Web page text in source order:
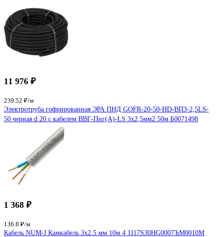
11 976 ₽
239.52 ₽/м
Электротруба гофрированная ЭРА ПНД GOFR-20-50-HD-ВП3-2,5LS-
50 черная d 20 с кабелем ВВГ-Пнг(А)-LS 3х2,5мм2 50м Б0071498
1 368 ₽
136.8 ₽/м
Кабель NUM-J Камкабель 3x2.5 мм 10м 4 1117S30HG0007ЪM0010М